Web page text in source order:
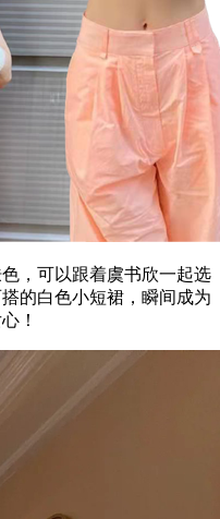
，可以跟着虞书欣一起选
的白色小短裙，瞬间成为
！